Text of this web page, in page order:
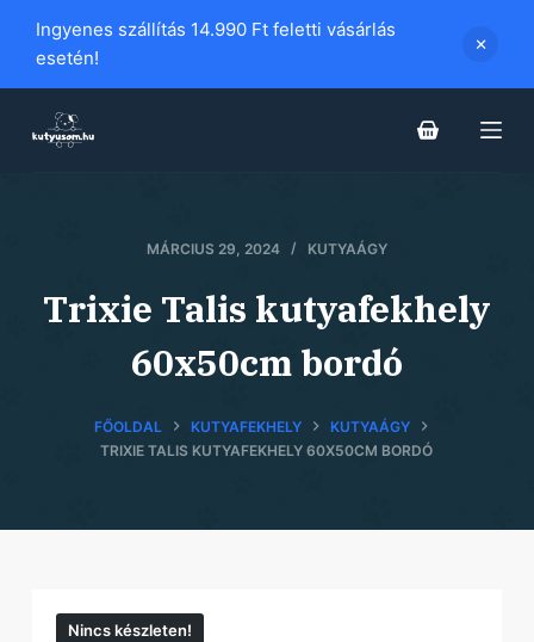
i
Ingyenes szállítás 14.990 Ft feletti vásárlás
esetén!
MÁRCIUS 29, 2024 KUTYAÁGY
Trixie Talis kutyafekhely
60x50cm bordó
FŐOLDAL KUTYAFEKHELY
KUTYAÁGY
TRIXIE TALIS KUTYAFEKHELY 60X50CM BORDÓ
Nincs készleten!